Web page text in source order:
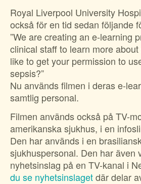
Royal Liverpool University
också för en tid sedan följande
”We are creating an e-learning
clinical staff to learn more
like to get your permission to
sepsis?”
Nu används filmen i deras e-
samtlig personal.
Filmen används också på TV-
amerikanska sjukhus, i en
Den har används i en
sjukhuspersonal. Den har även
nyhetsinslag på en TV-kanal i
du se nyhetsinslagetdär delar